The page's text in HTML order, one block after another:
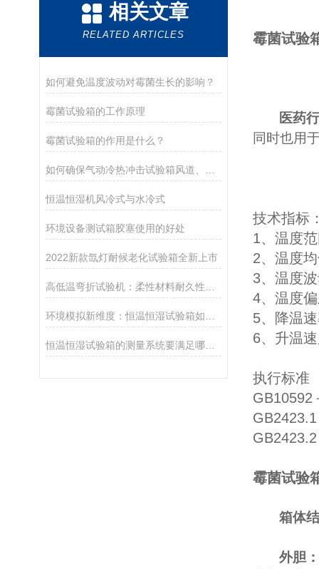
相关文章
RELATED ARTICLES
如何避免温度波动对霉菌生长的影响？
霉菌试验箱的工作原理
霉菌试验箱的作用是什么？
恒温恒湿机风冷式与水冷式
环境设备测试箱胶塞使用的好处
2022新款氙灯耐候老化试验箱全新上市
恒温恒湿试验箱的测量系统要满足哪些要求？
霉菌试验
医药
同时也用
技术指标
1、温度
2、温度
3、温度
4、温度
5、降温
6、升温
执行标准
GB10592
霉菌试验
箱体
外胆：